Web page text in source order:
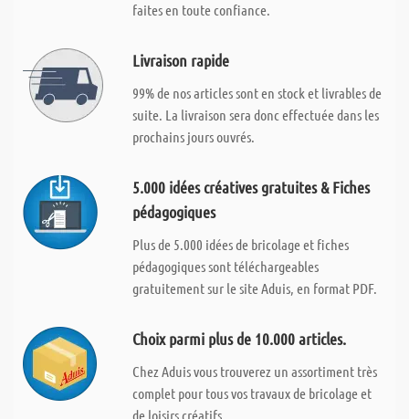
faites en toute confiance.
Livraison rapide
99% de nos articles sont en stock et livrables de
suite. La livraison sera donc effectuée dans les
prochains jours ouvrés.
5.000 idées créatives gratuites & Fiches
pédagogiques
Plus de 5.000 idées de bricolage et fiches
pédagogiques sont téléchargeables
gratuitement sur le site Aduis, en format PDF.
Choix parmi plus de 10.000 articles.
Chez Aduis vous trouverez un assortiment très
complet pour tous vos travaux de bricolage et
de loisirs créatifs.